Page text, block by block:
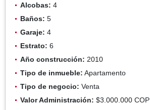
Alcobas: 4
Baños: 5
Garaje: 4
Estrato: 6
Año construcción: 2010
Tipo de inmueble: Apartamento
Tipo de negocio: Venta
Valor Administración: $3.000.000 COP